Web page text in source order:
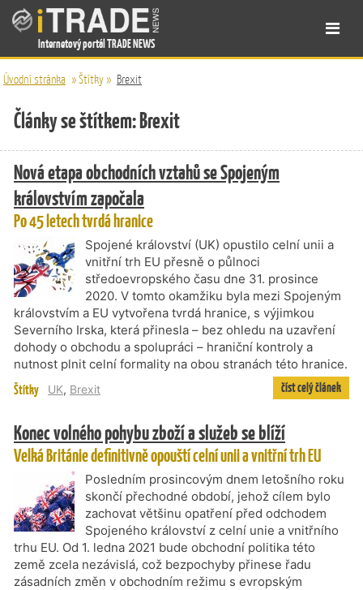
Internetový portál TRADE NEWS
Úvodní stránka »Štítky» Brexit
Články se štítkem: Brexit
Nová etapa obchodních vztahů se Spojeným
královstvím započala
Po 45 letech tvrdá hranice
Spojené království (UK) opustilo celní unii a
vnitřní trh EU přesně o půlnoci
středoevropského času dne 31. prosince
2020. V tomto okamžiku byla mezi Spojeným
královstvím a EU vytvořena tvrdá hranice, s výjimkou
Severního Irska, která přinesla – bez ohledu na uzavření
dohody o obchodu a spolupráci – hraniční kontroly a
nutnost plnit celní formality na obou stranách této hranice.
Štítky UK, Brexit číst celý článek
Konec volného pohybu zboží a služeb se blíží
Velká Británie definitivně opouští celní unii a vnitřní trh EU
Posledním prosincovým dnem letošního roku
skončí přechodné období, jehož cílem bylo
zachovat většinu opatření před odchodem
Spojeného království z celní unie a vnitřního
trhu EU. Od 1. ledna 2021 bude obchodní politika této
země zcela nezávislá, což bezpochyby přinese řadu
zásadních změn v obchodním režimu s evropským